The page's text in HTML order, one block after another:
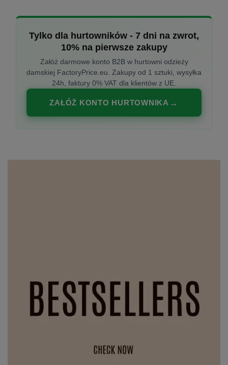
Tylko dla hurtowników - 7 dni na zwrot,
10% na pierwsze zakupy
Załóż darmowe konto B2B w hurtowni odzieży
damskiej FactoryPrice.eu. Zakupy od 1 sztuki, wysyłka
24h, faktury 0% VAT dla klientów z UE.
ZAŁÓŻ KONTO HURTOWNIKA